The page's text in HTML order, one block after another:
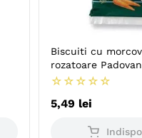
Biscuiti cu
rozatoare
☆ ☆ ☆ ☆ ☆
5,49 lei